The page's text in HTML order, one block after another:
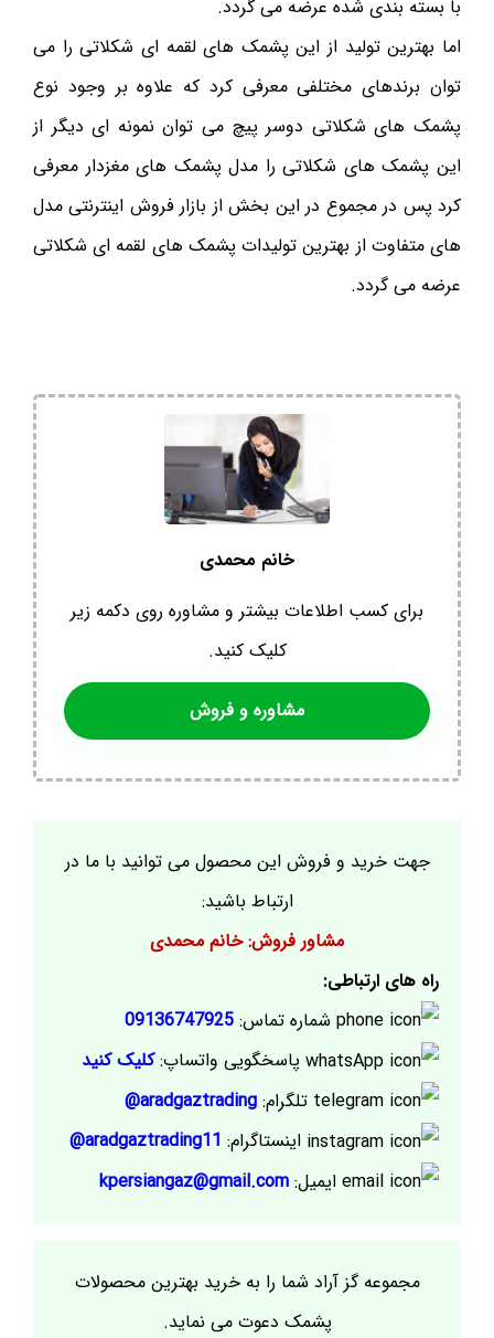
با بسته بندی شده عرضه می گردد.
اما بهترین تولید از این پشمک های لقمه ای شکلاتی را می
توان برندهای مختلفی معرفی کرد که علاوه بر وجود نوع
پشمک های شکلاتی دوسر پیچ می توان نمونه ای دیگر از
این پشمک های شکلاتی را مدل پشمک های مغزدار معرفی
کرد پس در مجموع در این بخش از بازار فروش اینترنتی مدل
های متفاوت از بهترین تولیدات پشمک های لقمه ای شکلاتی
عرضه می گردد.
خانم محمدی
برای کسب اطلاعات بیشتر و مشاوره روی دکمه زیر
کلیک کنید.
مشاوره و فروش
جهت خرید و فروش این محصول می توانید با ما در
ارتباط باشید:
مشاور فروش: خانم محمدی
راه های ارتباطی:
شماره تماس: 09136747925
پاسخگویی واتساپ:کلیک کنید
تلگرام: aradgaztrading@
اینستاگرام: aradgaztrading11@
ایمیل: kpersiangaz@gmail.com
مجموعه گز آراد شما را به خرید بهترین محصولات
پشمک دعوت می نماید.